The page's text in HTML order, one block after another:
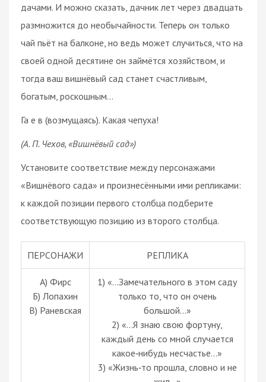
дачами. И можно сказать, дачник лет через двадцать
размножится до необычайности. Теперь он только
чай пьёт на балконе, но ведь может случиться, что на
своей одной десятине он займётся хозяйством, и
тогда ваш вишнёвый сад станет счастливым,
богатым, роскошным…
Га е в (возмущаясь). Какая чепуха!
(А. П. Чехов, «Вишнёвый сад»)
Установите соответствие между персонажами
«Вишнёвого сада» и произнесёнными ими репликами:
к каждой позиции первого столбца подберите
соответствующую позицию из второго столбца.
ПЕРСОНАЖИ РЕПЛИКА
А) Фирс
Б) Лопахин
В) Раневская
1) «…Замечательного в этом саду
только то, что он очень
большой…»
2) «...Я знаю свою фортуну,
каждый день со мной случается
какое‑нибудь несчастье…»
3) «Жизнь‑то прошла, словно и не